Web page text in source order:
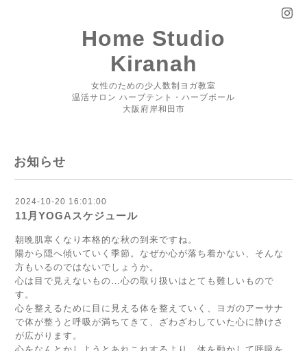
Home Studio
Kiranah
女性のための少人数制ヨガ教室
温活サロン ハーブテント・ハーブボール
大阪府岸和田市
お知らせ
2024-10-20 16:01:00
11月YOGAスケジュール
朝晩肌寒くなり本格的な秋の到来ですね。
陽から隠へ傾いていく季節。なぜか心が落ち着かない、そんな
方もいるのではないでしょうか。
心は目で見えないもの…心の取り扱いはとても難しいもので
す。
心を整えるために目に見える体を整えていく、ヨガのアーサナ
で体が整うと呼吸が満ちてきて、ざわざわしていた心に静けさ
が広がります。